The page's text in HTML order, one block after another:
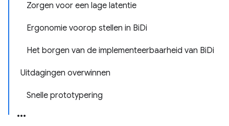
Zorgen voor een lage latentie
Ergonomie voorop stellen in BiDi
Het borgen van de implementeerbaarheid van BiDi
Uitdagingen overwinnen
Snelle prototypering